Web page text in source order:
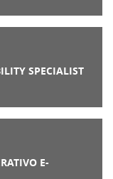
SPECIALIST
E-